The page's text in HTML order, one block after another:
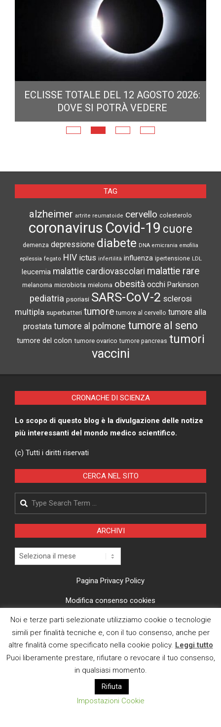
ECLISSE TOTALE DEL 12 AGOSTO 2026:
DOVE SI POTRÀ VEDERE
TAG
alzheimer artrite reumatoide cervello colesterolo
coronavirus Covid-19 cuore
demenza depressione diabete DNA emicrania emofilia
epilessia fegato HIV ictus infertilità influenza ipertensione LDL
leucemia malattie cardiovascolari malattie rare
melanoma microbiota mieloma obesità occhi Parkinson
pediatria psoriasi SARS-CoV-2 sclerosi
multipla superbatteri tumore tumore al cervello tumore alla
prostata tumore al polmone tumore al seno
tumore del colon tumore ovarico tumore pancreas tumori
vaccini
CRONACHE DI SCIENZA
Lo scopo di questo blog è la divulgazione delle notize
più interessanti del mondo medico scientifico.
(c) Tutti i diritti riservati
CERCA NEL SITO
Search
ARCHIVI
Archivi
Pagina Privacy Policy
Modifica consenso cookies
CI TROVI ANCHE SU
E MAIL
Noi e terze parti selezionate utilizziamo cookie o tecnologie
simili per finalità tecniche e, con il tuo consenso, anche per
altre finalità come specificato nella cookie policy. Leggi tutto
Puoi liberamente prestare, rifiutare o revocare il tuo consenso,
in qualsiasi momento.
Rifiuta
Impostazioni Cookie